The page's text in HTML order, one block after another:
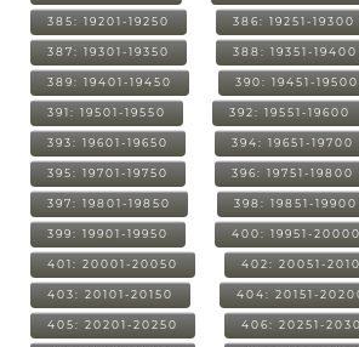
385: 19201-19250 386: 19251-19300
387: 19301-19350 388: 19351-19400
389: 19401-19450 390: 19451-19500
391: 19501-19550 392: 19551-19600
393: 19601-19650 394: 19651-19700
395: 19701-19750 396: 19751-19800
397: 19801-19850 398: 19851-19900
399: 19901-19950 400: 19951-20000
401: 20001-20050 402: 20051-
403: 20101-20150 404: 20151-
405: 20201-20250 406: 20251-